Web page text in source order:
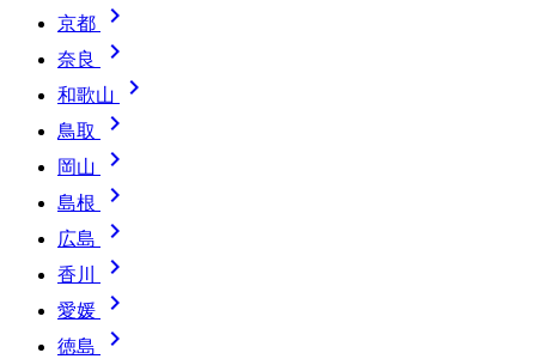
京都 
奈良 
和歌山 
鳥取 
岡山 
島根 
広島 
香川 
愛媛 
徳島 